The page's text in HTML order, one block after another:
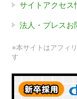
サイトアクセス
法人・プレスお
※本サイトはアフィ
す